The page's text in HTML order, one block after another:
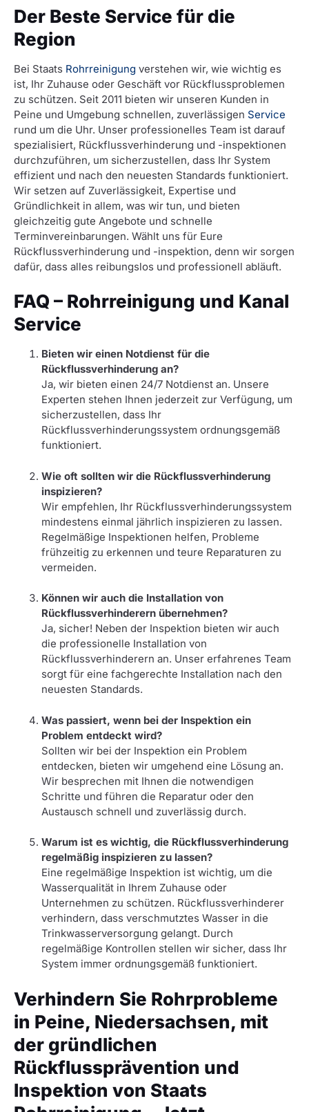
Der Beste Service für die
Region
Bei Staats Rohrreinigung verstehen wir, wie wichtig es
ist, Ihr Zuhause oder Geschäft vor Rückflussproblemen
zu schützen. Seit 2011 bieten wir unseren Kunden in
Peine und Umgebung schnellen, zuverlässigen Service
rund um die Uhr. Unser professionelles Team ist darauf
spezialisiert, Rückflussverhinderung und -inspektionen
durchzuführen, um sicherzustellen, dass Ihr System
effizient und nach den neuesten Standards funktioniert.
Wir setzen auf Zuverlässigkeit, Expertise und
Gründlichkeit in allem, was wir tun, und bieten
gleichzeitig gute Angebote und schnelle
Terminvereinbarungen. Wählt uns für Eure
Rückflussverhinderung und -inspektion, denn wir sorgen
dafür, dass alles reibungslos und professionell abläuft.
FAQ – Rohrreinigung und Kanal
Service
Bieten wir einen Notdienst für die
Rückflussverhinderung an?
Ja, wir bieten einen 24/7 Notdienst an. Unsere
Experten stehen Ihnen jederzeit zur Verfügung, um
sicherzustellen, dass Ihr
Rückflussverhinderungssystem ordnungsgemäß
funktioniert.
Wie oft sollten wir die Rückflussverhinderung
inspizieren?
Wir empfehlen, Ihr Rückflussverhinderungssystem
mindestens einmal jährlich inspizieren zu lassen.
Regelmäßige Inspektionen helfen, Probleme
frühzeitig zu erkennen und teure Reparaturen zu
vermeiden.
Können wir auch die Installation von
Rückflussverhinderern übernehmen?
Ja, sicher! Neben der Inspektion bieten wir auch
die professionelle Installation von
Rückflussverhinderern an. Unser erfahrenes Team
sorgt für eine fachgerechte Installation nach den
neuesten Standards.
Was passiert, wenn bei der Inspektion ein
Problem entdeckt wird?
Sollten wir bei der Inspektion ein Problem
entdecken, bieten wir umgehend eine Lösung an.
Wir besprechen mit Ihnen die notwendigen
Schritte und führen die Reparatur oder den
Austausch schnell und zuverlässig durch.
Warum ist es wichtig, die Rückflussverhinderung
regelmäßig inspizieren zu lassen?
Eine regelmäßige Inspektion ist wichtig, um die
Wasserqualität in Ihrem Zuhause oder
Unternehmen zu schützen. Rückflussverhinderer
verhindern, dass verschmutztes Wasser in die
Trinkwasserversorgung gelangt. Durch
regelmäßige Kontrollen stellen wir sicher, dass Ihr
System immer ordnungsgemäß funktioniert.
Verhindern Sie Rohrprobleme
in Peine, Niedersachsen, mit
der gründlichen
Rückflussprävention und
Inspektion von Staats